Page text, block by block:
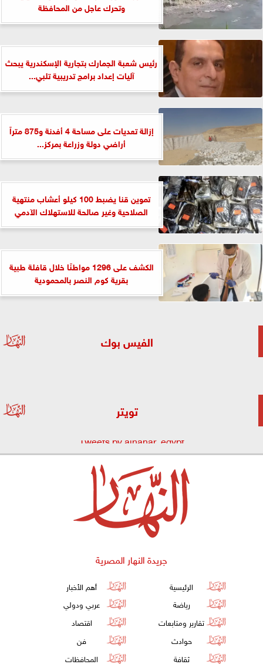
وتحرك عاجل من المحافظة
رئيس شعبة الجمارك بتجارية الإسكندرية يبحث
آليات إعداد برامج تدريبية تلبي...
إزالة تعديات على مساحة 4 أفدنة و875 متراً
أراضي دولة وزراعة بمركز...
تموين قنا يضبط 100 كيلو أعشاب منتهية
الصلاحية وغير صالحة للاستهلاك الآدمي
الكشف على 1296 مواطنًا خلال قافلة طبية
بقرية كوم النصر بالمحمودية
الفيس بوك
تويتر
Tweets by alnahar_egypt
جريدة النهار المصرية
الرئيسية
أهم الأخبار
رياضة
عربي ودولي
تقارير ومتابعات
اقتصاد
حوادث
فن
ثقافة
المحافظات